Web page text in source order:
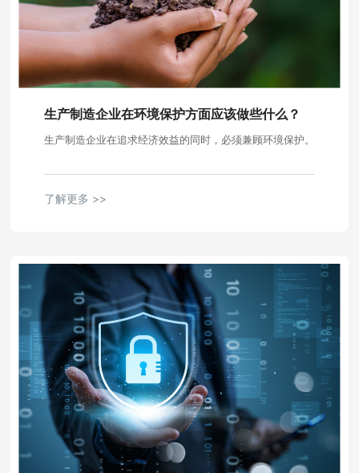
生产制造企业在环境保护方面应该做些什么？
生产制造企业在追求经济效益的同时，必须兼顾环境保护。
了解更多 >>